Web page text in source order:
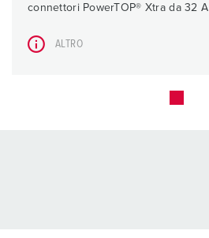
connettori PowerTOP® Xtra da 32 A
ALTRO